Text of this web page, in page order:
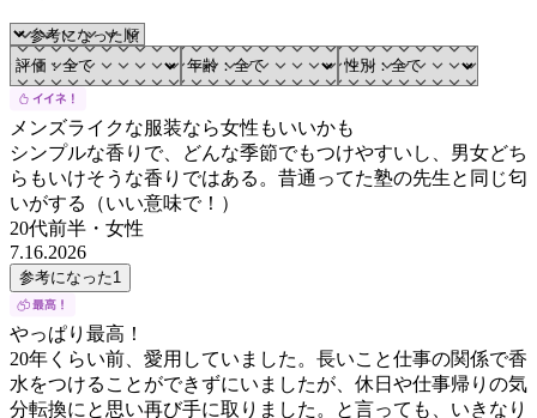
メンズライクな服装なら女性もいいかも
シンプルな香りで、どんな季節でもつけやすいし、男女どち
らもいけそうな香りではある。昔通ってた塾の先生と同じ匂
いがする（いい意味で！）
20代前半 ・ 女性
7.16.2026
参考になった1
やっぱり最高！
20年くらい前、愛用していました。長いこと仕事の関係で香
水をつけることができずにいましたが、休日や仕事帰りの気
分転換にと思い再び手に取りました。と言っても、いきなり